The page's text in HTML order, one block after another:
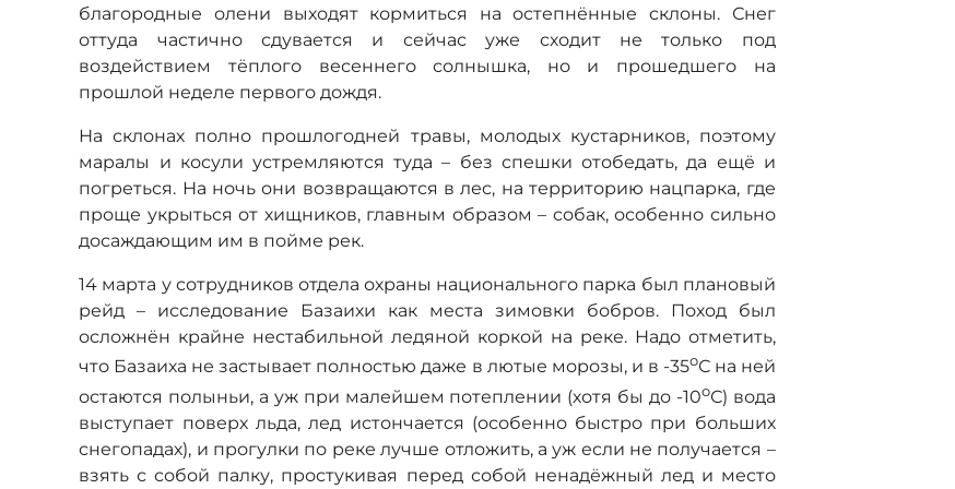
благородные олени выходят кормиться на остепнённые склоны. Снег
оттуда частично сдувается и сейчас уже сходит не только под
воздействием тёплого весеннего солнышка, но и прошедшего на
прошлой неделе первого дождя.
На склонах полно прошлогодней травы, молодых кустарников, поэтому
маралы и косули устремляются туда – без спешки отобедать, да ещё и
погреться. На ночь они возвращаются в лес, на территорию нацпарка, где
проще укрыться от хищников, главным образом – собак, особенно сильно
досаждающим им в пойме рек.
14 марта у сотрудников отдела охраны национального парка был плановый
рейд – исследование Базаихи как места зимовки бобров. Поход был
осложнён крайне нестабильной ледяной коркой на реке. Надо отметить,
что Базаиха не застывает полностью даже в лютые морозы, и в -35оС на ней
остаются полыньи, а уж при малейшем потеплении (хотя бы до -10оС) вода
выступает поверх льда, лед истончается (особенно быстро при больших
снегопадах), и прогулки по реке лучше отложить, а уж если не получается –
взять с собой палку, простукивая перед собой ненадёжный лед и место